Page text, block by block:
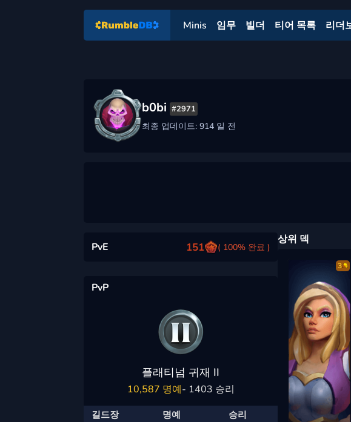
Minis 임무 빌더 티어 목록 리더
b0bi #2971
최종 업데이트: 914 일 전
PvE 151 ( 100% 완료 )
PvP
플래티넘 귀재 II
10,587 명예- 1403 승리
길드장 명예 승리
상위 덱
3